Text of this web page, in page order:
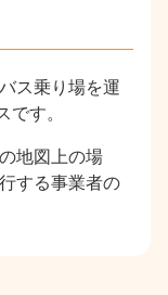
ス乗り場を運
す。
地図上の場
する事業者の